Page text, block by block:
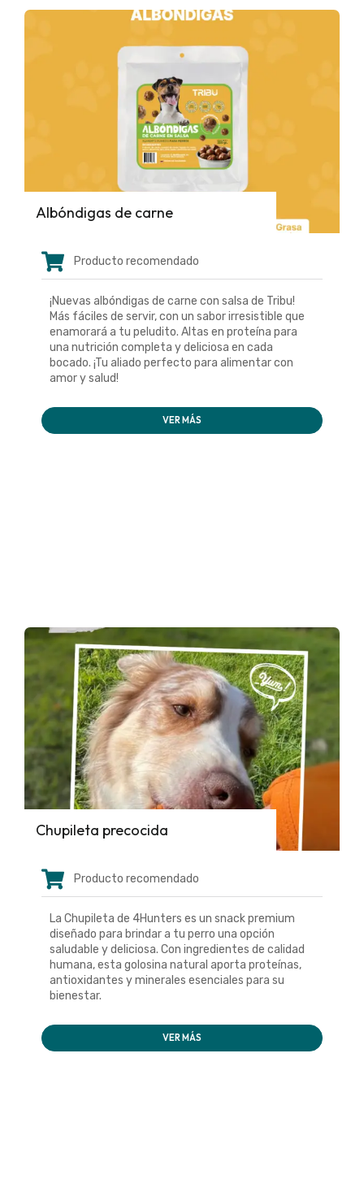
Albóndigas de carne
Producto recomendado
¡Nuevas albóndigas de carne con salsa de Tribu!
Más fáciles de servir, con un sabor irresistible que
enamorará a tu peludito. Altas en proteína para
una nutrición completa y deliciosa en cada
bocado. ¡Tu aliado perfecto para alimentar con
amor y salud!
VER MÁS
Chupileta precocida
Producto recomendado
La Chupileta de 4Hunters es un snack premium
diseñado para brindar a tu perro una opción
saludable y deliciosa. Con ingredientes de calidad
humana, esta golosina natural aporta proteínas,
antioxidantes y minerales esenciales para su
bienestar.
VER MÁS